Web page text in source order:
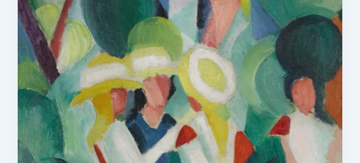
de
Berry
(Mai)